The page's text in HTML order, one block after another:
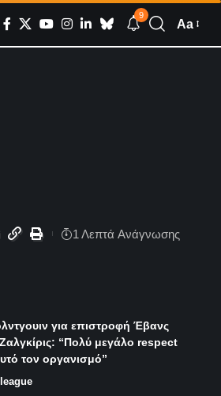
9
Aa
1 Λεπτά Aνάγνωσης
για επιστροφή Έβανς
“Πολύ μεγάλο respect
τον οργανισμό”